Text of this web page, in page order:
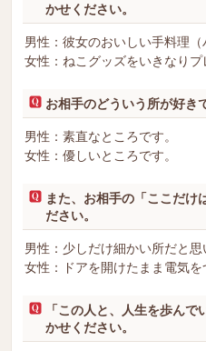
かせください。
男性：彼女のおいしい手料理（
女性：ねこグッズをいきなりプ
お相手のどういう所が好き
男性：素直なところです。
女性：優しいところです。
また、お相手の「ここだけ
ださい。
男性：少しだけ細かい所だと思
女性：ドアを開けたまま電気を
「この人と、人生を歩ん
かせください。